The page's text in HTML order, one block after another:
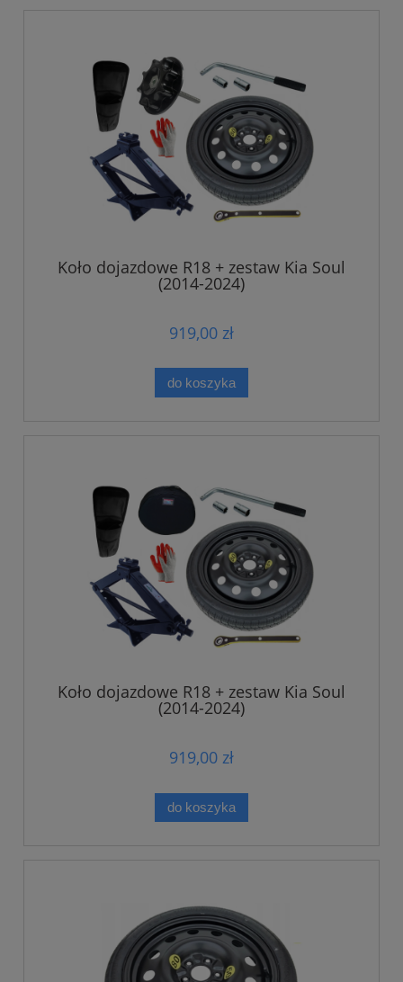
Koło dojazdowe R18 + zestaw Kia Soul
(2014-2024)
919,00 zł
do koszyka
Koło dojazdowe R18 + zestaw Kia Soul
(2014-2024)
919,00 zł
do koszyka